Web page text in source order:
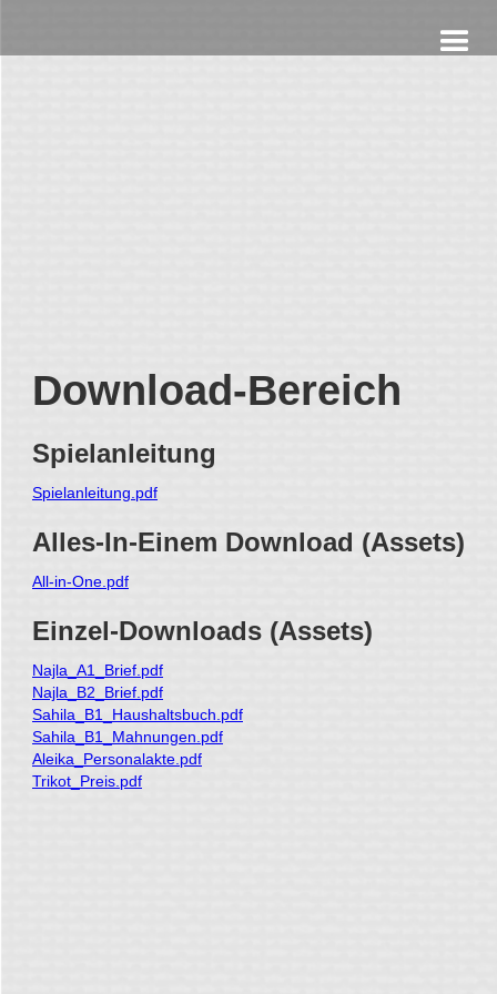
Download-Bereich
Spielanleitung
Spielanleitung.pdf
Alles-In-Einem Download (Assets)
All-in-One.pdf
Einzel-Downloads (Assets)
Najla_A1_Brief.pdf
Najla_B2_Brief.pdf
Sahila_B1_Haushaltsbuch.pdf
Sahila_B1_Mahnungen.pdf
Aleika_Personalakte.pdf
Trikot_Preis.pdf